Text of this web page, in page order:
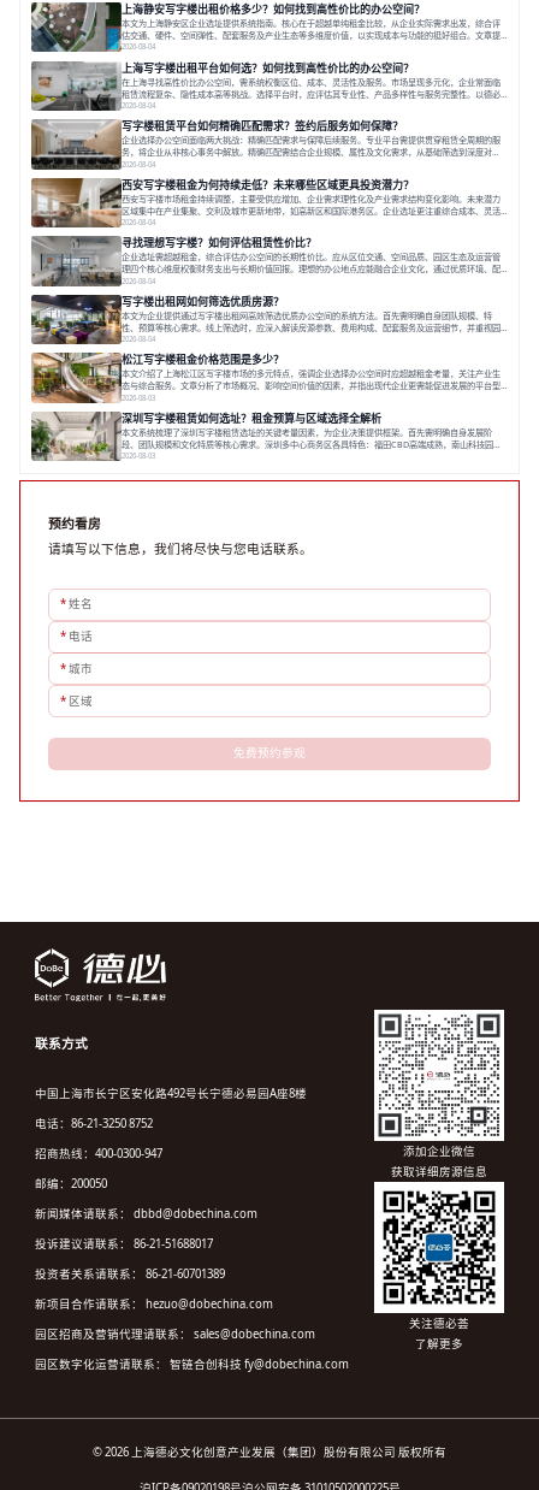
上海静安写字楼出租价格多少？如何找到高性价比的办公空间？
本文为上海静安区企业选址提供系统指南。核心在于超越单纯租金比较，从企业实际需求出发，综合评
估交通、硬件、空间弹性、配套服务及产业生态等多维度价值，以实现成本与功能的挺好组合。文章提
出打破固定工位思维，采用精装灵活空间与共享配套以提升性价比，并通过不同规模企业的实际案例加
以说明。之后指出，专业运营服务商提供的稳定环境、社群活动与产业集聚等增值服务，是很大化空间
价值、助力企业成长的关键。对于许多在
2026-08-04
上海写字楼出租平台如何选？如何找到高性价比的办公空间？
在上海寻找高性价比办公空间，需系统权衡区位、成本、灵活性及服务。市场呈现多元化，企业常面临
租赁流程复杂、隐性成本高等挑战。选择平台时，应评估其专业性、产品多样性与服务完整性。以德必
为例，其提供从空间到生态的解决方案，通过特色园区、灵活产品和丰富配套，满足不同企业需求。企
业应明确自身需求，实地考察，选择能支持长期发展、提升竞争力的办公空间。在上海寻找合适的办公
空间，对于企业行政负责人、中小企业主
2026-08-04
写字楼租赁平台如何精确匹配需求？签约后服务如何保障？
企业选择办公空间面临两大挑战：精确匹配需求与保障后续服务。专业平台需提供贯穿租赁全周期的服
务，将企业从非核心事务中解放。精确匹配需结合企业规模、属性及文化需求，从基础筛选到深度对
接；签约后则需构建覆盖硬件运维、共享配套及专业物业的全周期保障体系。德必集团通过标准化服务
与个性化运营结合，以全国布局和产业生态圈为企业提供稳定支持，体现了从信息撮合到深度服务的能
力转变。在为企业寻找办公空间的过程中，
2026-08-04
西安写字楼租金为何持续走低？未来哪些区域更具投资潜力？
西安写字楼市场租金持续调整，主要受供应增加、企业需求理性化及产业需求结构变化影响。未来潜力
区域集中在产业集聚、交利及城市更新地带，如高新区和国际港务区。企业选址更注重综合成本、灵活
性与员工体验，倾向于提供全包式服务的办公空间。专业运营方通过空间优化与社群服务，助力企业成
长，推动市场向多元化、高性价比方向发展。近年来，西安写字楼市场呈现出租金持续调整的态势，这
一现象引发了的广泛关注。作为西部重要
2026-08-04
寻找理想写字楼？如何评估租赁性价比？
企业选址需超越租金，综合评估办公空间的长期性价比。应从区位交通、空间品质、园区生态及运营管
理四个核心维度权衡财务支出与长期价值回报。理想的办公地点应能融合企业文化，通过优质环境、配
套服务及社群资源赋能业务增长，实现成本与价值的平衡。对于许多正在成长或寻求稳定发展的企业而
言，寻找一处合适的办公空间是一项至关重要的决策。这不仅关系到团队的日常工作效率与协作氛围，
更直接影响着企业的品牌形象、运营成本
2026-08-04
写字楼出租网如何筛选优质房源？
本文为企业提供通过写字楼出租网高效筛选优质办公空间的系统方法。首先需明确自身团队规模、特
性、预算等核心需求。线上筛选时，应深入解读房源参数、费用构成、配套服务及运营细节，并重视园
区产业生态与交通区位价值。同时，需考察运营方的品牌背景与持续服务能力。完成线上初选后，必须
进行线下实地验证，核对空间实景、测试设施、感受园区氛围并确认合同条款，从而做出精确决策。在
数字化时代，写字楼出租网已成为企业寻找
2026-08-04
松江写字楼租金价格范围是多少？
本文介绍了上海松江区写字楼市场的多元特点，强调企业选择办公空间时应超越租金考量，关注产业生
态与综合服务。文章分析了市场概况、影响空间价值的因素，并指出现代企业更需能促进发展的平台型
空间。之后，以德必集团为例，说明运营方如何通过构建服务生态助力企业成长，建议企业系统评估需
求与长期价值，选择匹配的发展载体。对于许多寻求在上海松江区设立或扩展办公空间的企业而言，了
解该区域的写字楼市场概况是决策的首先
2026-08-03
深圳写字楼租赁如何选址？租金预算与区域选择全解析
本文系统梳理了深圳写字楼租赁选址的关键考量因素，为企业决策提供框架。首先需明确自身发展阶
段、团队规模和文化特质等核心需求。深圳多中心商务区各具特色：福田CBD高端成熟，南山科技园创
新活力强，前海具政策优势。除传统写字楼外，创意产业园注重生态与社群，适合文创、科技类企业。
款。选址是综合性战略决策，旨在让办公
2026-08-03
预约看房
请填写以下信息，我们将尽快与您电话联系。
*姓名
* 电话
*城市
* 区域
免费预约参观
联系方式
中国上海市长宁区安化路492号长宁德必易园A座8楼
电话：86-21-3250 8752
招商热线：400-0300-947
邮编：200050
新闻媒体请联系： dbbd@dobechina.com
投诉建议请联系： 86-21-51688017
投资者关系请联系： 86-21-60701389
新项目合作请联系： hezuo@dobechina.com
园区招商及营销代理请联系： sales@dobechina.com
园区数字化运营请联系： 智链合创科技 fy@dobechina.com
添加企业微信
获取详细房源信息
关注德必荟
了解更多
© 2026 上海德必文化创意产业发展（集团）股份有限公司 版权所有